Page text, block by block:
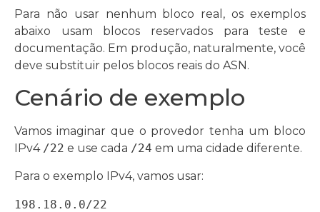
Para não usar nenhum bloco real, os exemplos
abaixo usam blocos reservados para teste e
documentação. Em produção, naturalmente, você
deve substituir pelos blocos reais do ASN.
Cenário de exemplo
Vamos imaginar que o provedor tenha um bloco
IPv4 /22 e use cada /24 em uma cidade diferente.
Para o exemplo IPv4, vamos usar:
198.18.0.0/22